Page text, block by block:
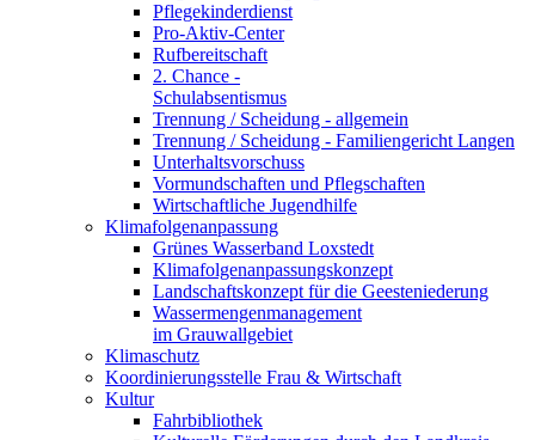
Pflegekinderdienst
Pro-Aktiv-Center
Rufbereitschaft
2. Chance -
Schulabsentismus
Trennung / Scheidung - allgemein
Trennung / Scheidung - Familiengericht Langen
Unterhaltsvorschuss
Vormundschaften und Pflegschaften
Wirtschaftliche Jugendhilfe
Klimafolgenanpassung
Grünes Wasserband Loxstedt
Klimafolgenanpassungskonzept
Landschaftskonzept für die Geesteniederung
Wassermengenmanagement
im Grauwallgebiet
Klimaschutz
Koordinierungsstelle Frau & Wirtschaft
Kultur
Fahrbibliothek